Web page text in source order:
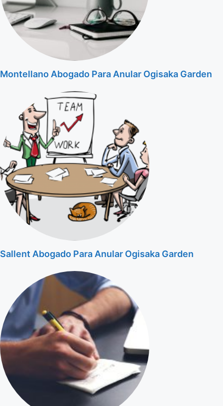
Montellano Abogado Para Anular Ogisaka Garden
Sallent Abogado Para Anular Ogisaka Garden